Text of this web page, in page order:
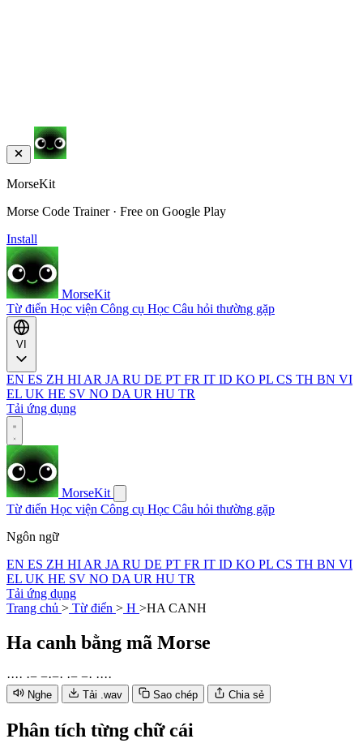
MorseKit
Morse Code Trainer · Free on Google Play
Install
MorseKit
Từ điển Học viện Công cụ Học Câu hỏi thường gặp
EN ES ZH HI AR JA RU DE PT FR IT ID KO PL CS TH BN VI
EL UK HE SV NO DA UR HU TR
Tải ứng dụng
MorseKit
Từ điển Học viện Công cụ Học Câu hỏi thường gặp
Ngôn ngữ
EN ES ZH HI AR JA RU DE PT FR IT ID KO PL CS TH BN VI
EL UK HE SV NO DA UR HU TR
Tải ứng dụng
Trang chủ > Từ điển > H >HA CANH
Ha canh bằng mã Morse
···· ·− −·−· ·− −· ····
Nghe Tải .wav Sao chép Chia sẻ
Phân tích từng chữ cái